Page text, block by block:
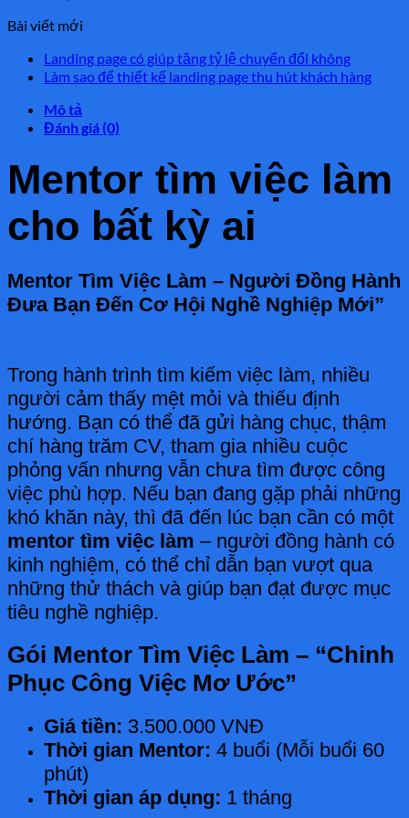
520.000 ₫.
Bài viết mới
Landing page có giúp tăng tỷ lệ chuyển đổi không
Làm sao để thiết kế landing page thu hút khách hàng
Mô tả
Đánh giá (0)
Mentor tìm việc làm
cho bất kỳ ai
Mentor Tìm Việc Làm – Người Đồng Hành
Đưa Bạn Đến Cơ Hội Nghề Nghiệp Mới”
Trong hành trình tìm kiếm việc làm, nhiều
người cảm thấy mệt mỏi và thiếu định
hướng. Bạn có thể đã gửi hàng chục, thậm
chí hàng trăm CV, tham gia nhiều cuộc
phỏng vấn nhưng vẫn chưa tìm được công
việc phù hợp. Nếu bạn đang gặp phải những
khó khăn này, thì đã đến lúc bạn cần có một
mentor tìm việc làm – người đồng hành có
kinh nghiệm, có thể chỉ dẫn bạn vượt qua
những thử thách và giúp bạn đạt được mục
tiêu nghề nghiệp.
Gói Mentor Tìm Việc Làm – “Chinh
Phục Công Việc Mơ Ước”
Giá tiền: 3.500.000 VNĐ
Thời gian Mentor: 4 buổi (Mỗi buổi 60
phút)
Thời gian áp dụng: 1 tháng